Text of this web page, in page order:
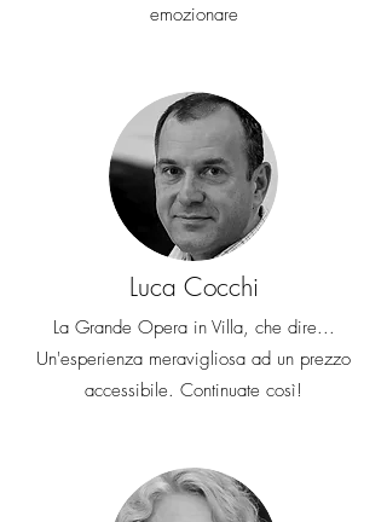
emozionare
Luca Cocchi
La Grande Opera in Villa, che dire...
Un'esperienza meravigliosa ad un prezzo
accessibile. Continuate così!